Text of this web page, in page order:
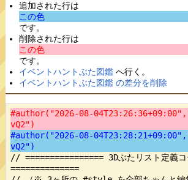
追加された行は
この色
です。
削除された行は
この色
です。
イベントハントぶた図鑑へ行く。
イベントハントぶた図鑑 の差分を削除
#author("2026-08-
vQ2")
#author("2026-08-
vQ2")